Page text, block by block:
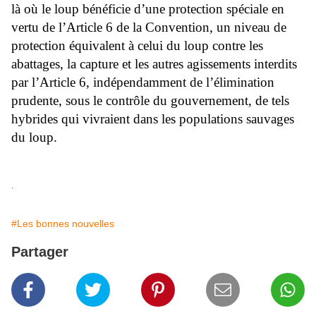
là où le loup bénéficie d’une protection spéciale en
vertu de l’Article 6 de la Convention, un niveau de
protection équivalent à celui du loup contre les
abattages, la capture et les autres agissements interdits
par l’Article 6, indépendamment de l’élimination
prudente, sous le contrôle du gouvernement, de tels
hybrides qui vivraient dans les populations sauvages
du loup.
#Les bonnes nouvelles
Partager